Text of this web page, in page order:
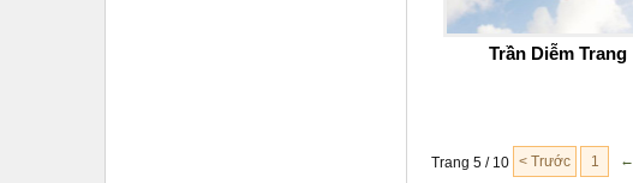
Trần Diễm Trang
Trang 5 / 10 < Trước 1 ←